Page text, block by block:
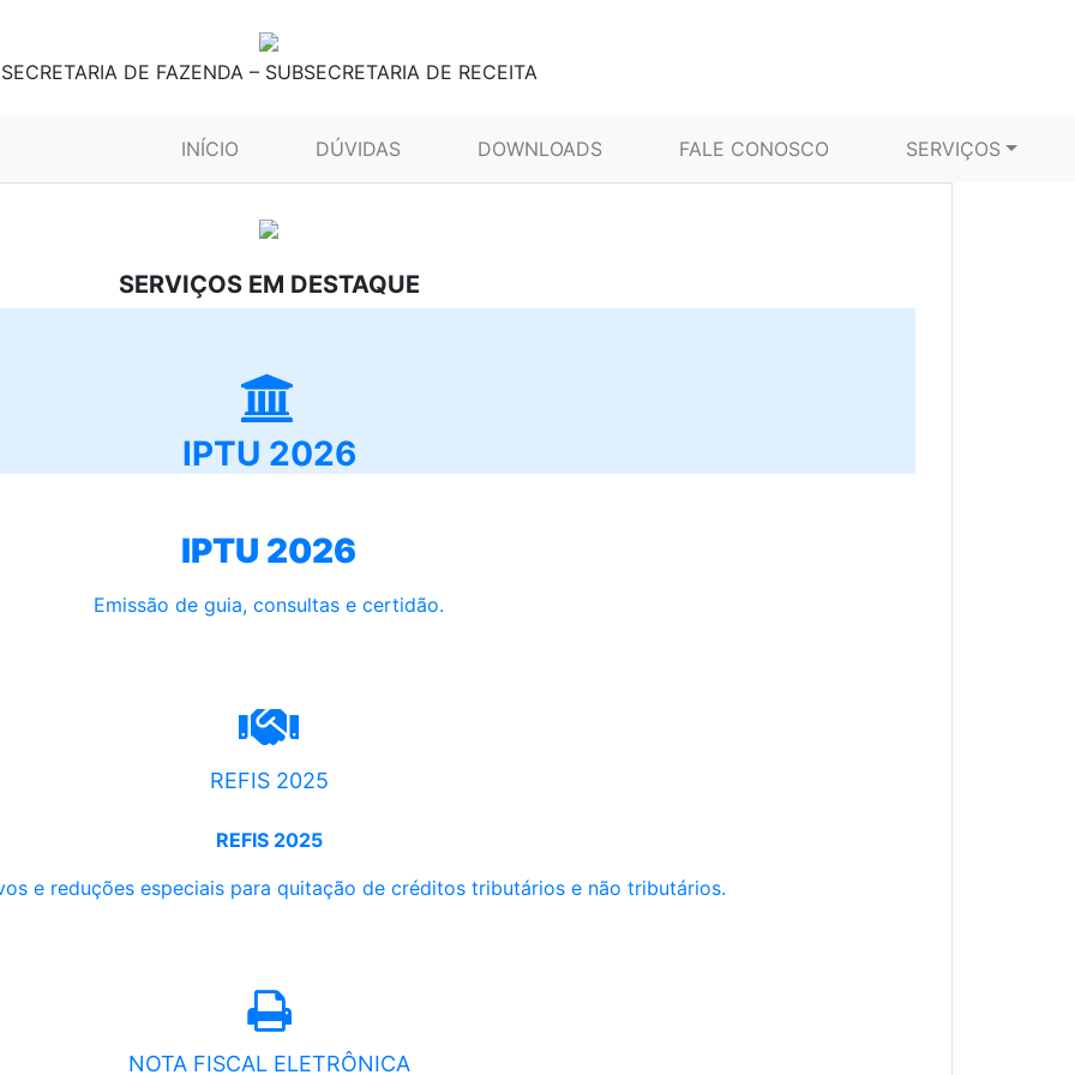
SECRETARIA DE FAZENDA – SUBSECRETARIA DE RECEITA
INÍCIO (CURRENT)DÚVIDAS DOWNLOADS FALE CONOSCO SERVIÇOS
SERVIÇOS EM DESTAQUE
IPTU 2026
IPTU 2026
Emissão de guia, consultas e certidão.
REFIS 2025
REFIS 2025
e reduções especiais para quitação de créditos tributários e não tributários.
NOTA FISCAL ELETRÔNICA